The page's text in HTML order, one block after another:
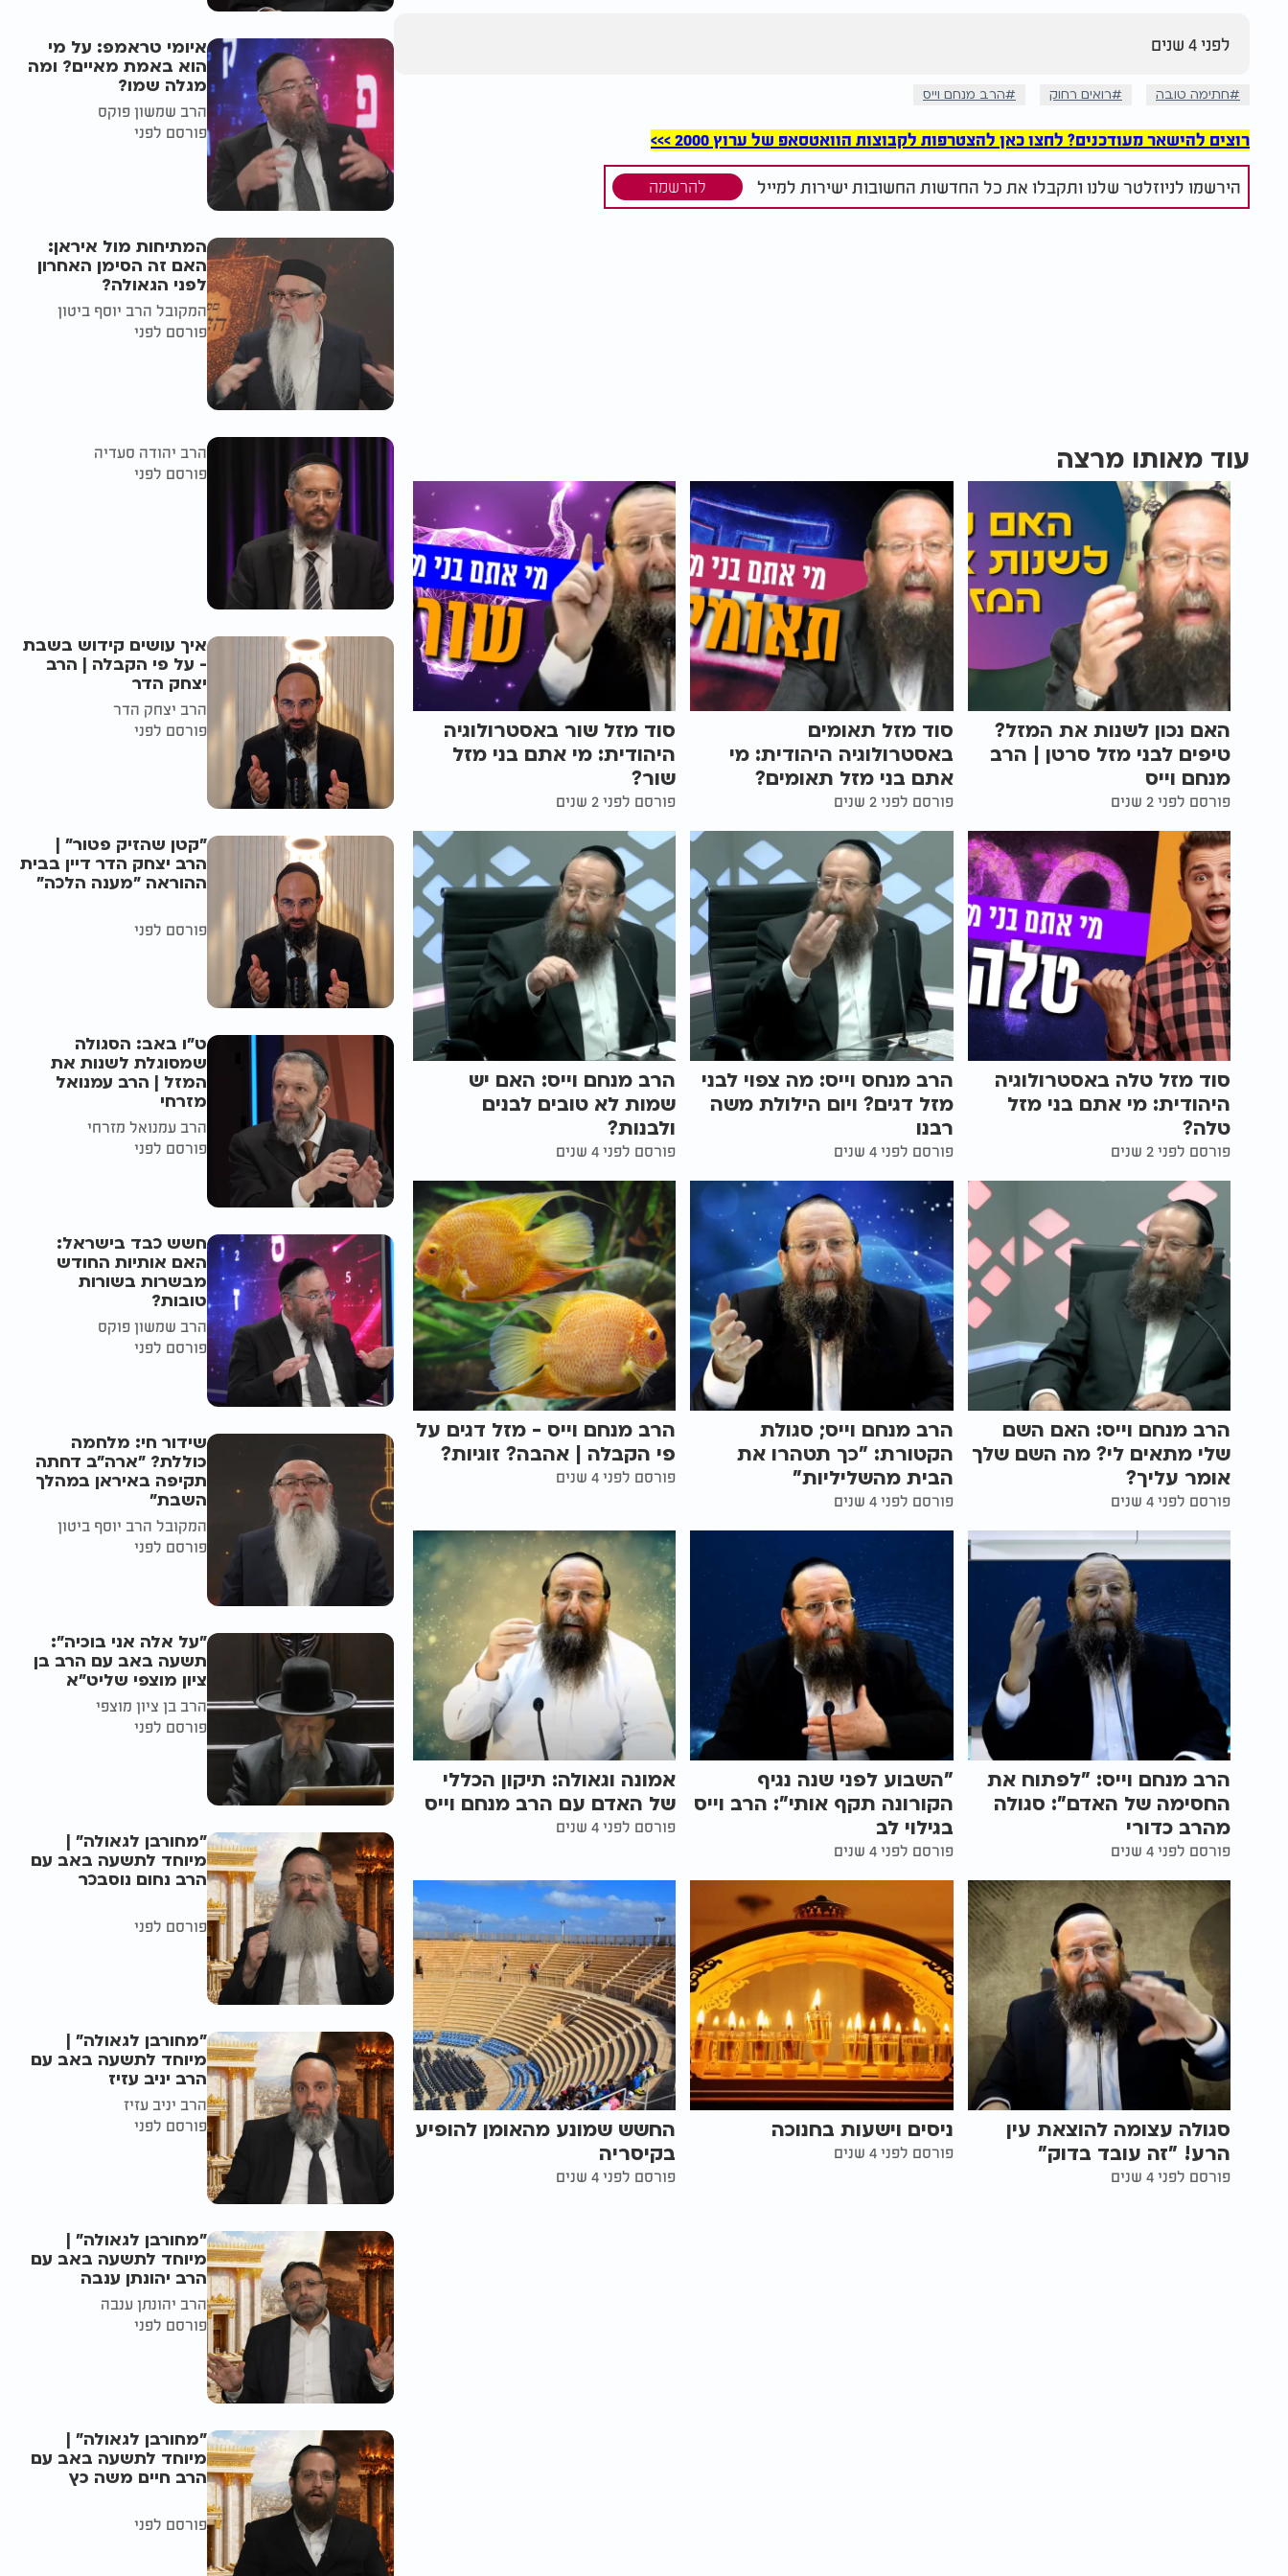
לפני 4 שנים
חתימה טובה רואים רחוק הרב מנחם וייס
רוצים להישאר מעודכנים? לחצו כאן להצטרפות לקבוצות הוואטסאפ של ערוץ 2000 >>>
הירשמו לניוזלטר שלנו ותקבלו את כל החדשות החשובות ישירות למייל להרשמה
עוד מאותו מרצה
האם נכון לשנות את המזל?
טיפים לבני מזל סרטן | הרב
מנחם וייס
פורסם לפני 2 שנים
סוד מזל תאומים
באסטרולוגיה היהודית: מי
אתם בני מזל תאומים?
פורסם לפני 2 שנים
סוד מזל שור באסטרולוגיה
היהודית: מי אתם בני מזל
שור?
פורסם לפני 2 שנים
סוד מזל טלה באסטרולוגיה
היהודית: מי אתם בני מזל
טלה?
פורסם לפני 2 שנים
הרב מנחס וייס: מה צפוי לבני
מזל דגים? ויום הילולת משה
רבנו
פורסם לפני 4 שנים
הרב מנחם וייס: האם יש
שמות לא טובים לבנים
ולבנות?
פורסם לפני 4 שנים
הרב מנחם וייס: האם השם
שלי מתאים לי? מה השם שלך
אומר עליך?
פורסם לפני 4 שנים
הרב מנחם וייס; סגולת
הקטורת: "כך תטהרו את
הבית מהשליליות"
פורסם לפני 4 שנים
הרב מנחם וייס - מזל דגים על
פי הקבלה | אהבה? זוגיות?
פורסם לפני 4 שנים
הרב מנחם וייס: "לפתוח את
החסימה של האדם": סגולה
מהרב כדורי
פורסם לפני 4 שנים
"השבוע לפני שנה נגיף
הקורונה תקף אותי": הרב וייס
בגילוי לב
פורסם לפני 4 שנים
אמונה וגאולה: תיקון הכללי
של האדם עם הרב מנחם וייס
פורסם לפני 4 שנים
סגולה עצומה להוצאת עין
הרע! "זה עובד בדוק"
פורסם לפני 4 שנים
ניסים וישעות בחנוכה
פורסם לפני 4 שנים
החשש שמונע מהאומן להופיע
בקיסריה
פורסם לפני 4 שנים
איומי טראמפ: על מי
הוא באמת מאיים? ומה
מגלה שמו?
הרב שמשון פוקס
פורסם לפני
המתיחות מול איראן:
האם זה הסימן האחרון
לפני הגאולה?
המקובל הרב יוסף ביטון
פורסם לפני
הרב יהודה סעדיה
פורסם לפני
איך עושים קידוש בשבת
- על פי הקבלה | הרב
יצחק הדר
הרב יצחק הדר
פורסם לפני
"קטן שהזיק פטור" |
הרב יצחק הדר דיין בבית
ההוראה "מענה הלכה"
פורסם לפני
ט"ו באב: הסגולה
שמסוגלת לשנות את
המזל | הרב עמנואל
מזרחי
הרב עמנואל מזרחי
פורסם לפני
חשש כבד בישראל:
האם אותיות החודש
מבשרות בשורות
טובות?
הרב שמשון פוקס
פורסם לפני
שידור חי: מלחמה
כוללת? ״ארה"ב דחתה
תקיפה באיראן במהלך
השבת״
המקובל הרב יוסף ביטון
פורסם לפני
"על אלה אני בוכיה":
תשעה באב עם הרב בן
ציון מוצפי שליט"א
הרב בן ציון מוצפי
פורסם לפני
"מחורבן לגאולה" |
מיוחד לתשעה באב עם
הרב נחום נוסבכר
פורסם לפני
"מחורבן לגאולה" |
מיוחד לתשעה באב עם
הרב יניב עזיז
הרב יניב עזיז
פורסם לפני
"מחורבן לגאולה" |
מיוחד לתשעה באב עם
הרב יהונתן ענבה
הרב יהונתן ענבה
פורסם לפני
"מחורבן לגאולה" |
מיוחד לתשעה באב עם
הרב חיים משה כץ
פורסם לפני